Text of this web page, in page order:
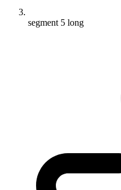
segment 5 long